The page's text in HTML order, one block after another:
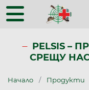
PELSIS –
СРЕЩУ
Начало Продукти